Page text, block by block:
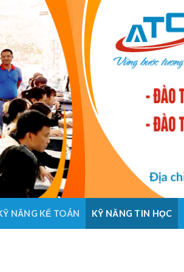
NĂNG KẾ TOÁN KỸ NĂNG TIN HỌC